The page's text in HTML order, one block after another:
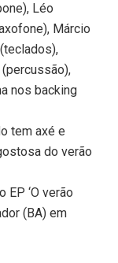
Léo
Márcio
nos backing
tem axé e
do verão
‘O verão
(BA) em